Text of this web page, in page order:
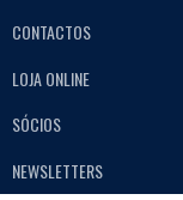
CONTACTOS
LOJA ONLINE
SÓCIOS
NEWSLETTERS